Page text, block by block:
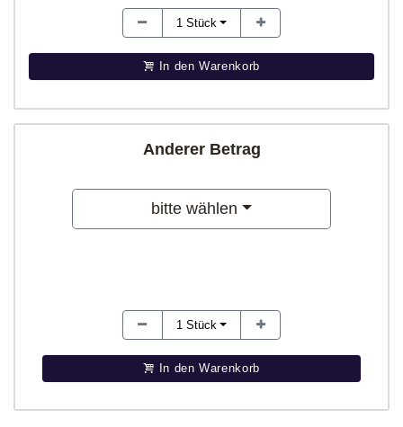
1 Stück
In den Warenkorb
Anderer Betrag
bitte wählen
1 Stück
In den Warenkorb